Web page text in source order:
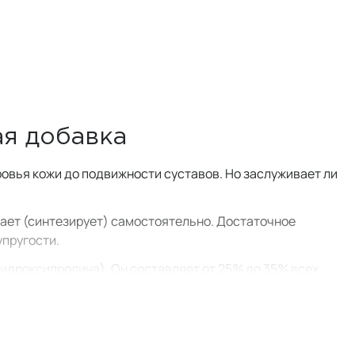
добавка
кожи до подвижности суставов. Но заслуживает ли
(синтезирует) самостоятельно. Достаточное
Он составляет от 25% до 35% всех
во многих жизненно важных органах, включая